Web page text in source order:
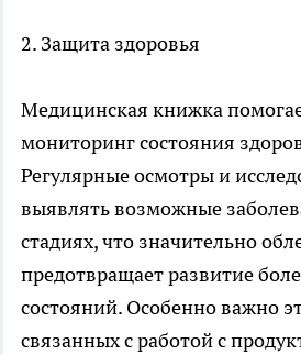
2. Защита здоровья
Медицинская книжка
мониторинг состояния
Регулярные осмотры и
выявлять возможные
стадиях, что значительно
предотвращает развитие
состояний. Особенно важно
связанных с работой с